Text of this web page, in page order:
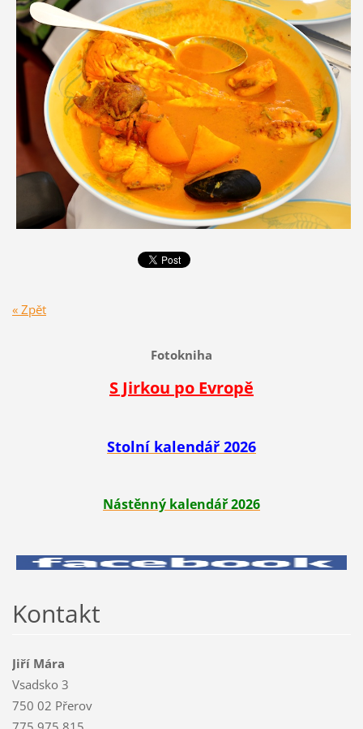
« Zpět
Fotokniha
S Jirkou po Evropě
Stolní kalendář 2026
Nástěnný kalendář 2026
Kontakt
Jiří Mára
Vsadsko 3
750 02 Přerov